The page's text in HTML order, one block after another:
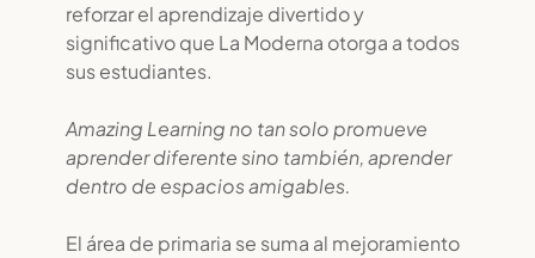
reforzar el aprendizaje divertido y
significativo que La Moderna otorga a todos
sus estudiantes.
Amazing Learning no tan solo promueve
aprender diferente sino también, aprender
dentro de espacios amigables.
El área de primaria se suma al mejoramiento